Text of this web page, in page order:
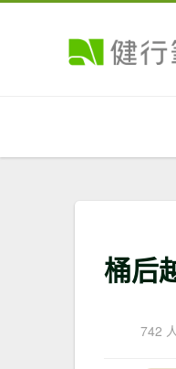
桶后
742